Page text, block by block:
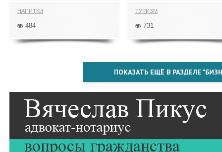
НАПИТКИ
484
ТУРИЗМ
731
ПОКАЗАТЬ ЕЩЁ В РАЗДЕЛЕ